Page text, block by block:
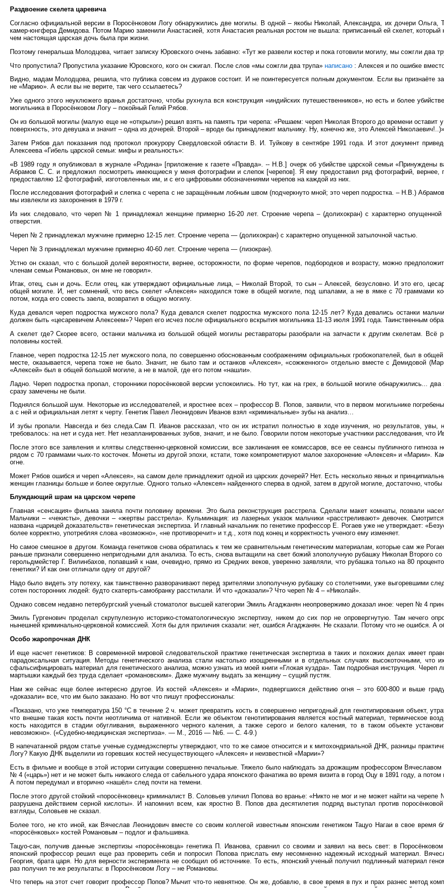
Раздвоение скелета царевича
Согласно официальной версии в Поросёнковом Логу обнаружились две могилы. В одной – якобы Николай, Александра, их дочери Ольга,
камер-юнгфера Демидова. Потом Марию заменили Анастасией, хотя Анастасия реальная ростом не вышла: приписанный ей скелет, который
чем настоящая царская дочь была при жизни.
Поэтому генеральша Молодцова, читает записку Юровского очень забавно: «Тут же развели костер и пока готовили могилу, мы сожгли
Что пропустила? Пропустила указание Юровского, кого он сжигал. После слов «мы сожгли два трупа» написано : Алексея и по ошибке
Видно, мадам Молодцова, решила, что публика совсем из дураков состоит. И не поинтересуется полным документом. Если вы признаёте
не «Марию». А если вы не верите, так чего ссылаетесь?
Уже одного этого неуклюжего вранья достаточно, чтобы рухнула вся конструкция «индийских путешественников», но есть и более
могильника в Поросёнковом Логу – покойный Гелий Рябов.
Он из большой могилы (малую еще не «открыли») решил взять на память три черепа: «Решаем: череп Николая Второго до времени
поверхность, это девушка и значит – одна из дочерей. Второй – вроде бы принадлежит мальчику. Ну, конечно же, это Алексей
Затем Рябов дал показания под протокол прокурору Свердловской области В. И. Туйкову в сентябре 1991 года. И этот документ
Алексеева «Гибель царской семьи: мифы и реальность»:
«В 1989 году я опубликовал в журнале «Родина» [приложение к газете «Правда». -- Н.В.] очерк об убийстве царской семьи «Принуждены
Абрамов С. С. и предложил посмотреть имеющиеся у меня фотографии и слепок [черепов]. Я ему предоставил ряд фотографий, вернее,
предоставляю 12 фотографий, изготовленных им, и с его цифровыми обозначениями черепов на каждой из них.
После исследования фотографий и слепка с черепа с не заращённым лобным швом (подчеркнуто мной; это череп подростка. – Н.В.)
мы извлекли из захоронения в 1979 г.
Из них следовало, что череп № 1 принадлежал женщине примерно 16-20 лет. Строение черепа – (долихокран) с характерно
отверстия.
Череп № 2 принадлежал мужчине примерно 12-15 лет. Строение черепа — (долихокран) с характерно опущенной затылочной частью.
Череп № 3 принадлежал мужчине примерно 40-60 лет. Строение черепа — (лизокран).
Устно он сказал, что с большой долей вероятности, вернее, осторожности, по форме черепов, подбородков и возрасту, можно
членам семьи Романовых, он мне не говорил».
Итак, отец, сын и дочь. Если отец, как утверждают официальные лица, – Николай Второй, то сын – Алексей, безусловно. И это его,
общей могиле. И, нет сомнений, что весь скелет «Алексея» находился тоже в общей могиле, под шпалами, а не в ямке с 70 граммами
потом, когда его совесть заела, возвратил в общую могилу.
Куда девался череп подростка мужского пола? Куда девался скелет подростка мужского пола 12-15 лет? Куда девались останки
должен быть «цесаревичем Алексеем»? Череп его исчез после официального вскрытия могильника 11-13 июля 1991 года. Таинственным
А скелет где? Скорее всего, останки мальчика из большой общей могилы реставраторы разобрали на запчасти к другим скелетам.
половины костей.
Главное, череп подростка 12-15 лет мужского пола, по совершенно обоснованным соображениям официальных гробокопателей, был в
месте, оказывается, черепа тоже не было. Значит, не было там и останков «Алексея», «сожженного» отдельно вместе с Демидовой
«Алексей» был в общей большой могиле, а не в малой, где его потом «нашли».
Ладно. Череп подростка пропал, сторонники поросёнковой версии успокоились. Но тут, как на грех, в большой могиле обнаружились...
сразу замечены не были.
Поднялся большой шум. Некоторые из исследователей, и яростнее всех – профессор В. Попов, заявили, что в первом могильнике
а с ней и официальная летят к черту. Генетик Павел Леонидович Иванов взял «криминальные» зубы на анализ…
И зубы пропали. Навсегда и без следа.Сам П. Иванов рассказал, что он их истратил полностью в ходе изучения, но результатов, увы,
требовалось: на нет и суда нет. Нет незапланированных зубов, значит, и не было. Говорили потом некоторые участники расследования, что
После этого все заявления и клятвы следственно-церковной комиссии, все заклинания ее комиссаров, все ее сеансы публичного
рядом с 70 граммами чьих-то косточек. Монеты из другой эпохи, кстати, тоже компрометируют малое захоронение «Алексея» и «Марии».
огне.
Может Рябов ошибся и череп «Алексея», на самом деле принадлежит одной из царских дочерей? Нет. Есть несколько явных и
женщин глазницы больше и более округлые. Одного только «Алексея» найденного сперва в одной, затем в другой могиле, достаточно,
Блуждающий шрам на царском черепе
Главная «сенсация» фильма заняла почти половину времени. Это была реконструкция расстрела. Сделали макет комнаты, позвали
Мальчики – «чекисты», девочки – «жертвы расстрела». Кульминация: из лазерных указок мальчики «расстреливают» девочек.
названа «царицей доказательств» генетическая экспертиза. И главный начальник по генетике профессор Е. Рогаев уже не утверждает:
более корректно, употребляя слова «возможно», «не противоречит» и т.д., хотя под конец и корректность ученого ему изменяет.
Но самое смешное в другом. Команда генетиков снова обратилась к тем же сравнительным генетическим материалам, которые сам же
раньше признали совершенно непригодными для анализа. То есть, снова вытащили на свет божий злополучную рубашку Николая Второго
герольдмейстер Г. Вилинбахов, попавший к нам, очевидно, прямо из Средних веков, уверенно заявляли, что рубашка только на 80
генетики? И как они отличали одну от другой?
Надо было видеть эту потеху, как таинственно разворачивают перед зрителями злополучную рубашку со столетними, уже выгоревшими
сотен посторонних людей: будто скатерть-самобранку расстилали. И что «доказали»? Что череп № 4 – «Николай».
Однако совсем недавно петербургский ученый стоматолог высшей категории Эмиль Агаджанян неопровержимо доказал иное: череп № 4
Эмиль Гургенович проделал скрупулезную историко-стоматологическую экспертизу, никем до сих пор не опровергнутую. Там нечего
нынешней криминально-церковной комиссией. Хотя бы для приличия сказали: нет, ошибся Агаджанян. Не сказали. Потому что не ошибся. А
Особо жаропрочная ДНК
И еще насчет генетиков: В современной мировой следовательской практике генетическая экспертиза в таких и похожих делах имеет
парадоксальная ситуация. Методы генетического анализа стали настолько изощренными и в отдельных случаях высокоточными, что
сфальсифицировать материал для генетического анализа, можно узнать из моей книги «Глокая куздра». Там подробная инструкция.
мартышки каждый без труда сделает «романовским». Даже мужчину выдать за женщину – сущий пустяк.
Нам же сейчас еще более интересно другое. Из костей «Алексея» и «Марии», подвергшихся действию огня – это 600-800 и выше
«доказали» все, что им было заказано. Но вот что пишут профессионалы:
«Показано, что уже температура 150 °С в течение 2 ч. может превратить кость в совершенно непригодный для генотипирования объект,
что внешне такая кость почти неотличима от нативной. Если же объектом генотипирования является костный материал, термическое
кость находится в стадии обугливания, выраженного черного каления, а также серого и белого каления, то в таком объекте
невозможно». («Судебно-медицинская экспертиза». — М., 2016 — №6. — С. 4-9.)
В напечатанной рядом статье ученые судмедэксперты утверждают, что то же самое относится и к митохондриальной ДНК, разницы
Логу? Какую ДНК выделили из горевших костей несуществующего «Алексея» и неизвестной «Марии»?
Есть в фильме и вообще в этой истории ситуации совершенно печальные. Тяжело было наблюдать за дрожащим профессором
№ 4 («царь») нет и не может быть никакого следа от сабельного удара японского фанатика во время визита в город Оцу в 1891 году, а
А потом передумал и вторично «нашёл» след почти на темени.
После этого другой стойкий «поросёнковец» криминалист В. Соловьев уличил Попова во вранье: «Никто не мог и не может найти на
разрушена действием серной кислоты». И напомнил всем, как яростно В. Попов два десятилетия подряд выступал против
взгляды, Соловьев не сказал.
Более того, не кто иной, как Вячеслав Леонидович вместе со своим коллегой известным японским генетиком Тацуо Нагаи в свое время
«поросёнковых» костей Романовым – подлог и фальшивка.
Тацуо-сан, получив данные экспертизы «поросёнковца» генетика П. Иванова, сравнил со своими и заявил на весь свет: в
японский профессор решил еще раз проверить себя и попросил Попова прислать ему несомненно надежный исходный материал.
Георгия, брата царя. Но для верности эксперимента не сообщил об источнике. То есть, японский ученый получил подлинный материал
раз получил те же результаты: в Поросёнковом Логу – не Романовы.
Что теперь на этот счет говорит профессор Попов? Мычит что-то невнятное. Он же, добавлю, в свое время в пух и прах разнес метод